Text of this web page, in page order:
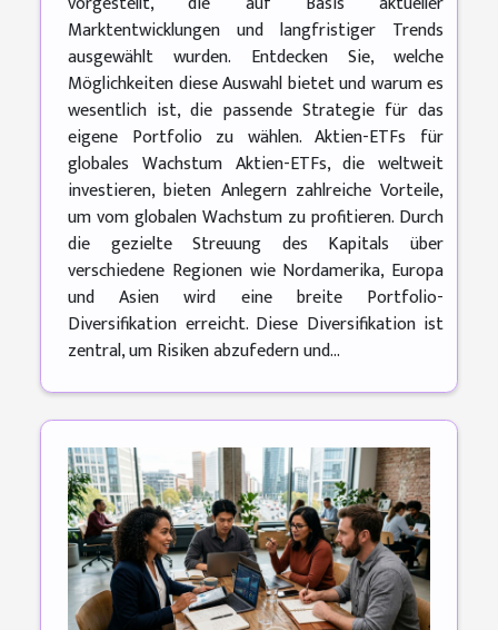
Marktentwicklungen und langfristiger Trends
ausgewählt wurden. Entdecken Sie, welche
Möglichkeiten diese Auswahl bietet und warum es
wesentlich ist, die passende Strategie für das
eigene Portfolio zu wählen. Aktien-ETFs für
globales Wachstum Aktien-ETFs, die weltweit
investieren, bieten Anlegern zahlreiche Vorteile,
um vom globalen Wachstum zu profitieren. Durch
die gezielte Streuung des Kapitals über
verschiedene Regionen wie Nordamerika, Europa
und Asien wird eine breite Portfolio-
Diversifikation erreicht. Diese Diversifikation ist
zentral, um Risiken abzufedern und...